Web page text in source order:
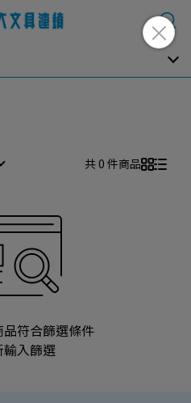
共 0 件商品
符合篩選條件
輸入篩選